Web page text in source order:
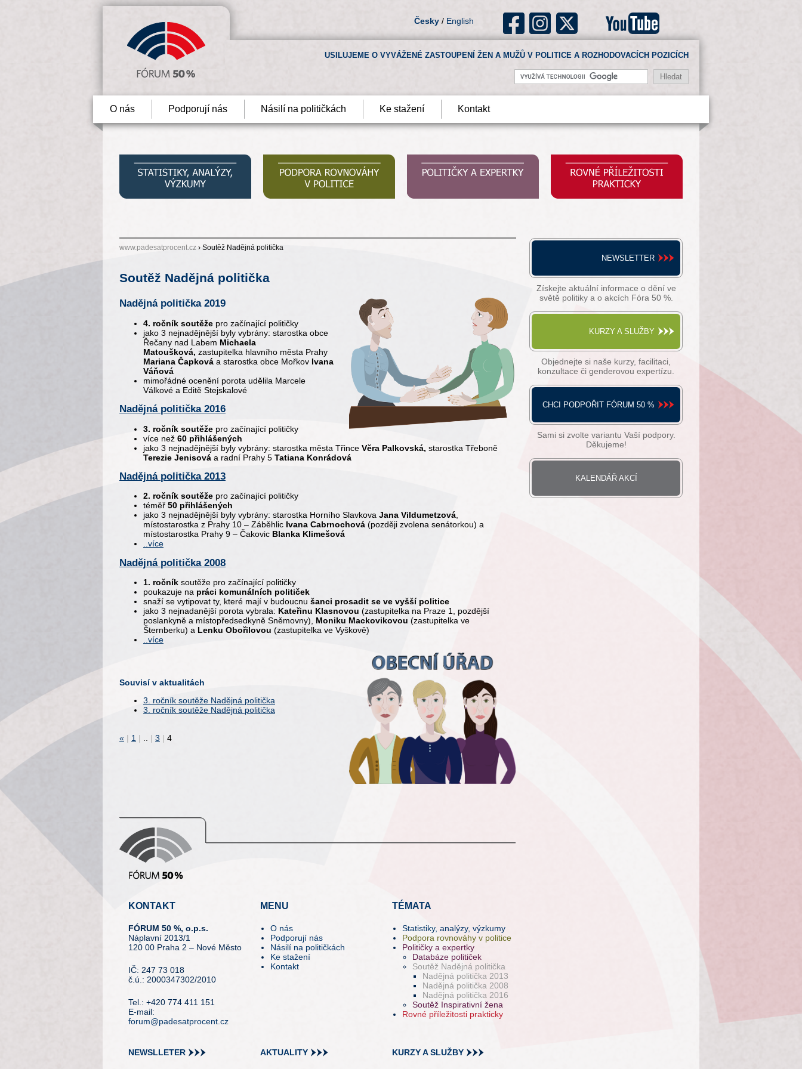
Česky / English
USILUJEME O VYVÁŽENÉ ZASTOUPENÍ ŽEN A MUŽŮ V POLITICE A ROZHODOVACÍCH POZICÍCH
O nás Podporují nás Násilí na političkách Ke stažení Kontakt
www.padesatprocent.cz › Soutěž Nadějná politička
Soutěž Nadějná politička
Nadějná politička 2019
4. ročník soutěže pro začínající političky
jako 3 nejnadějnější byly vybrány: starostka obce
Řečany nad Labem Michaela
Matoušková, zastupitelka hlavního města Prahy
Mariana Čapková a starostka obce Mořkov Ivana
Váňová
mimořádné ocenění porota udělila Marcele
Válkové a Editě Stejskalové
Nadějná politička 2016
3. ročník soutěže pro začínající političky
více než 60 přihlášených
jako 3 nejnadějnější byly vybrány: starostka města Třince Věra Palkovská, starostka Třeboně
Terezie Jenisová a radní Prahy 5 Tatiana Konrádová
Nadějná politička 2013
2. ročník soutěže pro začínající političky
téměř 50 přihlášených
jako 3 nejnadějnější byly vybrány: starostka Horního Slavkova Jana Vildumetzová,
místostarostka z Prahy 10 – Záběhlic Ivana Cabrnochová (později zvolena senátorkou) a
místostarostka Prahy 9 – Čakovic Blanka Klimešová
..více
Nadějná politička 2008
1. ročník soutěže pro začínající političky
poukazuje na práci komunálních političek
snaží se vytipovat ty, které mají v budoucnu šanci prosadit se ve vyšší politice
jako 3 nejnadanější porota vybrala: Kateřinu Klasnovou (zastupitelka na Praze 1, pozdější
poslankyně a místopředsedkyně Sněmovny), Moniku Mackovikovou (zastupitelka ve
Šternberku) a Lenku Obořilovou (zastupitelka ve Vyškově)
..více
Souvisí v aktualitách
3. ročník soutěže Nadějná politička
3. ročník soutěže Nadějná politička
« | 1 | | 3 | 4
NEWSLETTER
Získejte aktuální informace o dění ve
světě politiky a o akcích Fóra 50 %.
KURZY A SLUŽBY
Objednejte si naše kurzy, facilitaci,
konzultace či genderovou expertízu.
CHCI PODPOŘIT FÓRUM 50 %
Sami si zvolte variantu Vaší podpory.
Děkujeme!
KALENDÁŘ AKCÍ
KONTAKT
FÓRUM 50 %, o.p.s.
Náplavní 2013/1
120 00 Praha 2 – Nové Město
IČ: 247 73 018
č.ú.: 2000347302/2010
Tel.: +420 774 411 151
E-mail:
forum@padesatprocent.cz
MENU
O nás
Podporují nás
Násilí na političkách
Ke stažení
Kontakt
TÉMATA
Statistiky, analýzy, výzkumy
Podpora rovnováhy v politice
Političky a expertky
Databáze političek
Soutěž Nadějná politička
Nadějná politička 2013
Nadějná politička 2008
Nadějná politička 2016
Soutěž Inspirativní žena
Rovné příležitosti prakticky
NEWSLLETER AKTUALITY KURZY A SLUŽBY